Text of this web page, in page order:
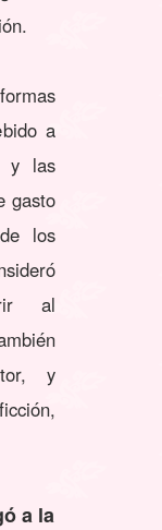
a
y las
gasto
los
al
y
a la